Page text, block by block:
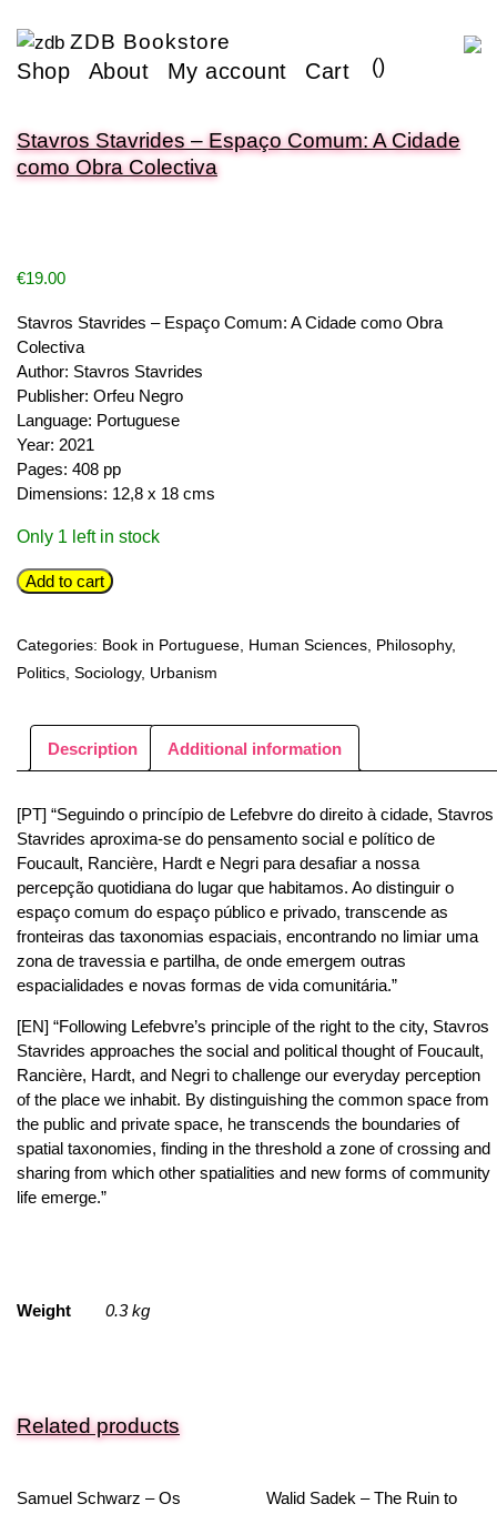
ZDB Bookstore
Shop About My account Cart ()
Stavros Stavrides – Espaço Comum: A Cidade
como Obra Colectiva
€19.00
Stavros Stavrides – Espaço Comum: A Cidade como Obra
Colectiva
Author: Stavros Stavrides
Publisher: Orfeu Negro
Language: Portuguese
Year: 2021
Pages: 408 pp
Dimensions: 12,8 x 18 cms
Only 1 left in stock
Stavros
-
Espaço
Cidade
como
Obra
Colectiva
quantity
Add to cart
Categories: Book in Portuguese Human Sciences Philosophy,
Politics Sociology, Urbanism
Description Additional information
[PT] “Seguindo o princípio de Lefebvre do direito à cidade, Stavros
Stavrides aproxima-se do pensamento social e político de
Foucault, Rancière, Hardt e Negri para desafiar a nossa
percepção quotidiana do lugar que habitamos. Ao distinguir o
espaço comum do espaço público e privado, transcende as
fronteiras das taxonomias espaciais, encontrando no limiar uma
zona de travessia e partilha, de onde emergem outras
espacialidades e novas formas de vida comunitária.”
[EN] “Following Lefebvre’s principle of the right to the city, Stavros
Stavrides approaches the social and political thought of Foucault,
Rancière, Hardt, and Negri to challenge our everyday perception
of the place we inhabit. By distinguishing the common space from
the public and private space, he transcends the boundaries of
spatial taxonomies, finding in the threshold a zone of crossing and
sharing from which other spatialities and new forms of community
life emerge.”
Weight 0.3 kg
Related products
Samuel Schwarz – Os
Walid Sadek – The Ruin to